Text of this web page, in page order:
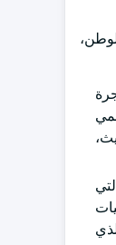
التي